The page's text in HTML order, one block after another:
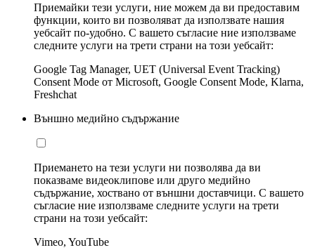
Приемайки тези услуги, ние можем да ви предоставим
функции, които ви позволяват да използвате нашия
уебсайт по-удобно. С вашето съгласие ние използваме
следните услуги на трети страни на този уебсайт:
Google Tag Manager, UET (Universal Event Tracking)
Consent Mode от Microsoft, Google Consent Mode, Klarna,
Freshchat
Външно медийно съдържание
Приемането на тези услуги ни позволява да ви
показваме видеоклипове или друго медийно
съдържание, хоствано от външни доставчици. С вашето
съгласие ние използваме следните услуги на трети
страни на този уебсайт:
Vimeo, YouTube